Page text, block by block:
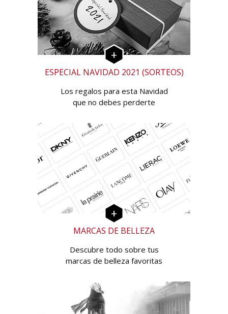
ESPECIAL NAVIDAD 2021 (SORTEOS)
Los regalos para esta Navidad
que no debes perderte
MARCAS DE BELLEZA
Descubre todo sobre tus
marcas de belleza favoritas